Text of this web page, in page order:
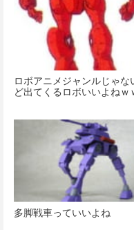
ロボアニメジャンルじゃな
ど出てくるロボいいよねｗ
多脚戦車っていいよね